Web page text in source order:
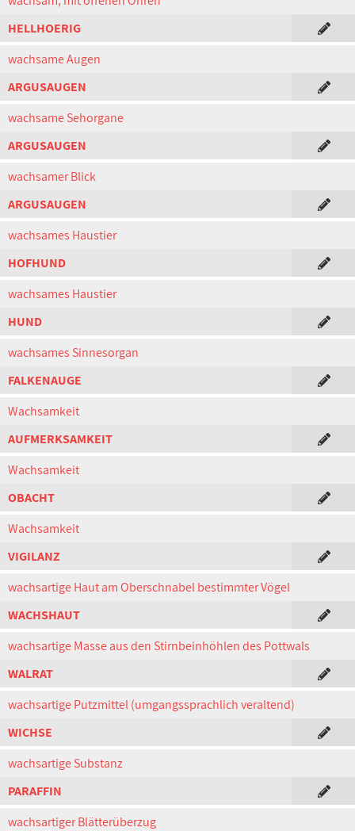
HELLHOERIG
wachsame Augen
ARGUSAUGEN
wachsame Sehorgane
ARGUSAUGEN
wachsamer Blick
ARGUSAUGEN
wachsames Haustier
HOFHUND
wachsames Haustier
HUND
wachsames Sinnesorgan
FALKENAUGE
Wachsamkeit
AUFMERKSAMKEIT
Wachsamkeit
OBACHT
Wachsamkeit
VIGILANZ
wachsartige Haut am Oberschnabel bestimmter Vögel
WACHSHAUT
wachsartige Masse aus den Stirnbeinhöhlen des Pottwals
WALRAT
wachsartige Putzmittel (umgangssprachlich veraltend)
WICHSE
wachsartige Substanz
PARAFFIN
wachsartiger Blätterüberzug